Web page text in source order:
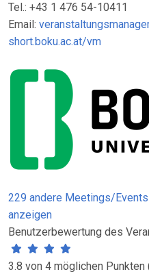
Tel.: +43 1 476 54-10411
Email:
short.boku.ac.at/vm
229 andere Meetings/
anzeigen
Benutzerbewertung des
3.8 von 4 möglichen Punkten